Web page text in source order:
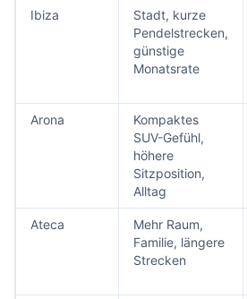
Ibiza
Stadt, kurze
Pendelstrecken,
günstige
Monatsrate
Arona
Kompaktes
SUV-Gefühl,
höhere
Sitzposition,
Alltag
Ateca
Mehr Raum,
Familie, längere
Strecken